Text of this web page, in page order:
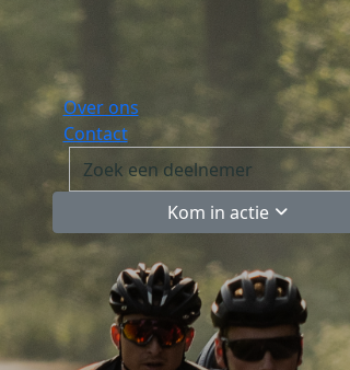
Over ons
Contact
Kom in actie